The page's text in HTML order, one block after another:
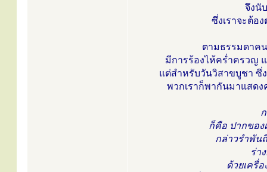
จึงนั
ซึ่งเราจะต้อ
ตามธรรมดาค
มีการร้องไห้คร่ำครวญ
แต่สำหรับวันวิสาขบูชา ซึ่
พวกเราก็พากันมาแสด
ก็คือ ปากของ
กล่าวรำพัน
ร่า
ด้วยเครื่